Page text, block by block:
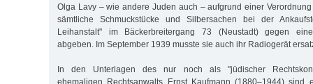
Olga Lavy – wie andere Juden auch – aufgrund einer
sämtliche Schmuckstücke und Silbersachen bei der
Leihanstalt" im Bäckerbreitergang 73 (Neustadt) gegen
abgeben. Im September 1939 musste sie auch ihr Radiogerät
In den Unterlagen des nur noch als "jüdischer
ehemaligen Rechtsanwalts Ernst Kaufmann (1880–1944) sind